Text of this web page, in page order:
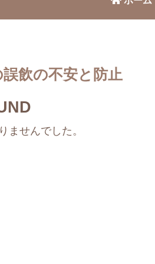
飲の不安と防止
ませんでした。